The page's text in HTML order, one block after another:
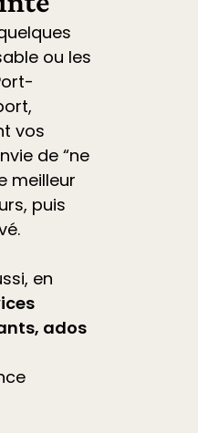
ou les
vos
de “ne
meilleur
puis
en
ados